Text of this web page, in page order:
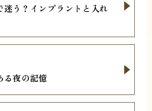
う？インプラントと入れ
る夜の記憶